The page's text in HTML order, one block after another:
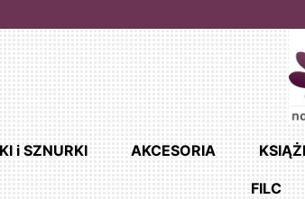
i SZNURKI AKCESORIA
FILC